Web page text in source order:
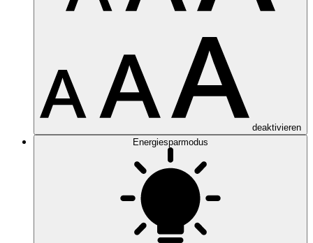
deaktivieren
Energiesparmodus